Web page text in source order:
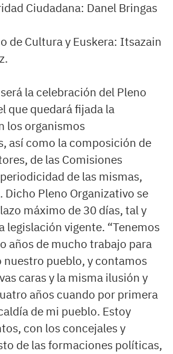
Ciudadana: Danel Bringas
de Cultura y Euskera: Itsazain
la celebración del Pleno
que quedará fijada la
los organismos
así como la composición de
de las Comisiones
de las mismas,
Dicho Pleno Organizativo se
máximo de 30 días, tal y
legislación vigente. “Tenemos
años de mucho trabajo para
nuestro pueblo, y contamos
caras y la misma ilusión y
años cuando por primera
de mi pueblo. Estoy
con los concejales y
de las formaciones políticas,